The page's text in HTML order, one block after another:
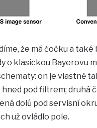
že má čočku a
o klasickou Bayerovu
on je vlastně
pod filtrem; druhá
dolů pod servisní
už ovládlo pole.